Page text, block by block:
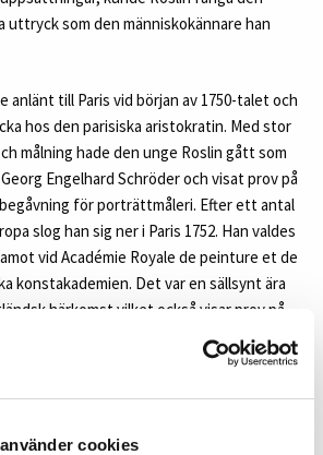
cookies
uttryck som den människokännare han
anlänt till Paris vid början av 1750-talet och
hos den parisiska aristokratin. Med stor
målning hade den unge Roslin gått som
Engelhard Schröder och visat prov på
för porträttmåleri. Efter ett antal
slog han sig ner i Paris 1752. Han valdes
vid Académie Royale de peinture et de
konstakademien. Det var en sällsynt ära
härkomst vilket också visar prov på
samt förankring inom aristokratin.
han med fem porträtt vid
framgångsrika karriär satte fart. Hans
många och besöken likaså i hans ateljé.